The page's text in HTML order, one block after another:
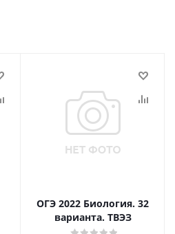
ОГЭ 2022 Биология. 32
варианта. ТВЭЗ